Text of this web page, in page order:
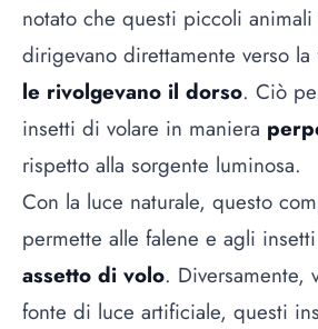
notato che questi piccoli
dirigevano direttamente verso
le rivolgevano il dorso. Ciò
insetti di volare in maniera
rispetto alla sorgente luminosa.
Con la luce naturale, questo
permette alle falene e agli
assetto di volo. Diversamente,
fonte di luce artificiale, questi